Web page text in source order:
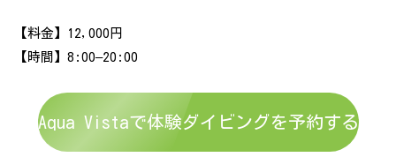
【料金】12,000円
【時間】8:00–20:00
Aqua Vistaで体験ダイビングを予約する